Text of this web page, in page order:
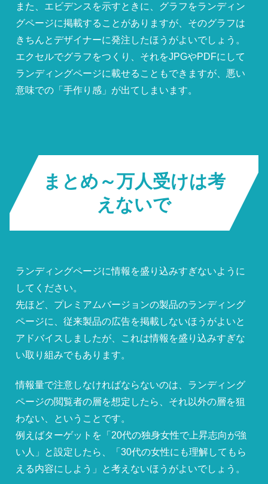
また、エビデンスを示すときに、グラフをランディン
グページに掲載することがありますが、そのグラフは
きちんとデザイナーに発注したほうがよいでしょう。
エクセルでグラフをつくり、それをJPGやPDFにして
ランディングページに載せることもできますが、悪い
意味での「手作り感」が出てしまいます。
まとめ～万人受けは考
えないで
ランディングページに情報を盛り込みすぎないように
してください。
先ほど、プレミアムバージョンの製品のランディング
ページに、従来製品の広告を掲載しないほうがよいと
アドバイスしましたが、これは情報を盛り込みすぎな
い取り組みでもあります。
情報量で注意しなければならないのは、ランディング
ページの閲覧者の層を想定したら、それ以外の層を狙
わない、ということです。
例えばターゲットを「20代の独身女性で上昇志向が強
い人」と設定したら、「30代の女性にも理解してもら
える内容にしよう」と考えないほうがよいでしょう。